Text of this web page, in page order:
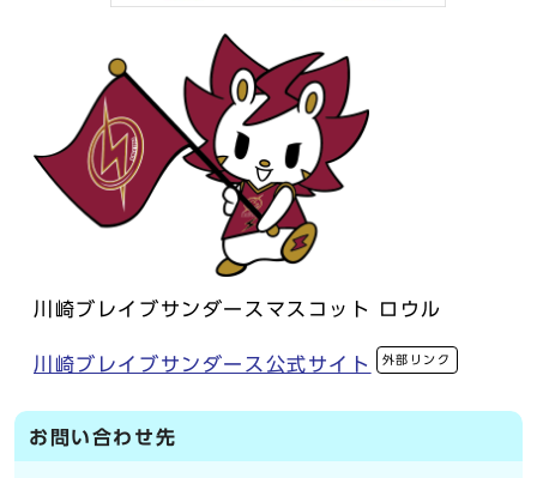
川崎ブレイブサンダースマスコット ロウル
川崎ブレイブサンダース公式サイト 外部リンク
お問い合わせ先